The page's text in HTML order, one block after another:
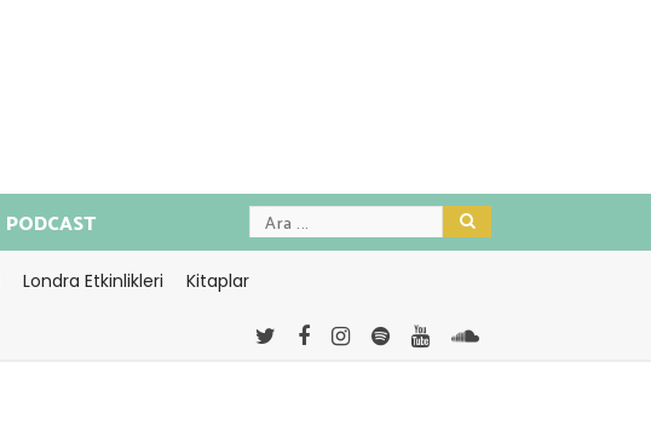
PODCAST
Londra Etkinlikleri Kitaplar